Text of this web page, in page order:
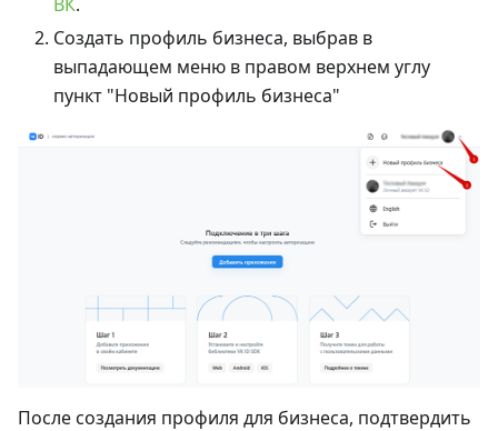
Создать профиль бизнеса, выбрав в
выпадающем меню в правом верхнем углу
пункт "Новый профиль бизнеса"
После создания профиля для бизнеса, подтвердить